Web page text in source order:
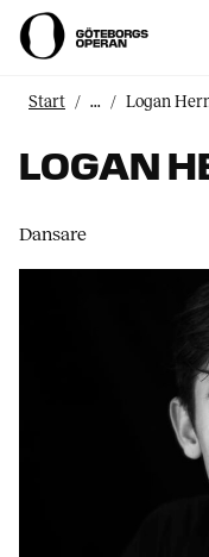
Start ... Logan
LOGAN
Dansare